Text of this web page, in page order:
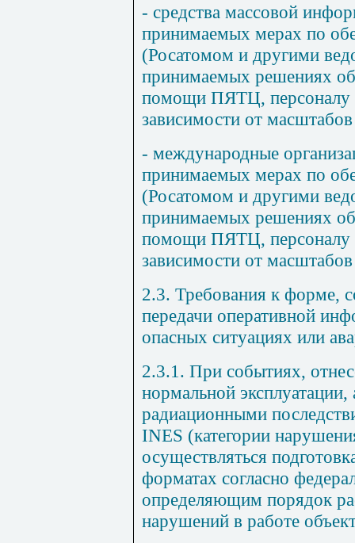
- средства массовой
принимаемых мерах по
(Росатомом и другими
принимаемых решениях об
помощи ПЯТЦ,
зависимости от
- международные
принимаемых мерах по
(Росатомом и другими
принимаемых решениях об
помощи ПЯТЦ,
зависимости от
2.3. Требования к форме,
передачи оперативной
опасных ситуациях или
2.3.1. При событиях,
нормальной
радиационными
INES (категории
осуществляться
форматах согласно
определяющим порядок
нарушений в работе